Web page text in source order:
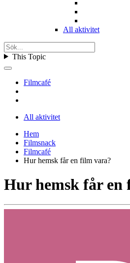
All aktivitet
This Topic
Filmcafé
All aktivitet
Hem
Filmsnack
Filmcafé
Hur hemsk får en film vara?
Hur hemsk får en